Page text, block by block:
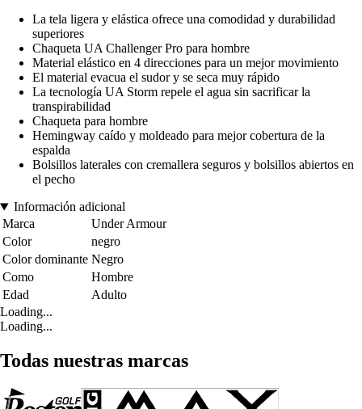
La tela ligera y elástica ofrece una comodidad y durabilidad
superiores
Chaqueta UA Challenger Pro para hombre
Material elástico en 4 direcciones para un mejor movimiento
El material evacua el sudor y se seca muy rápido
La tecnología UA Storm repele el agua sin sacrificar la
transpirabilidad
Chaqueta para hombre
Hemingway caído y moldeado para mejor cobertura de la
espalda
Bolsillos laterales con cremallera seguros y bolsillos abiertos en
el pecho
Información adicional
Marca
Under Armour
Color
negro
Color dominante Negro
Como
Hombre
Edad
Adulto
Loading...
Loading...
Todas nuestras marcas